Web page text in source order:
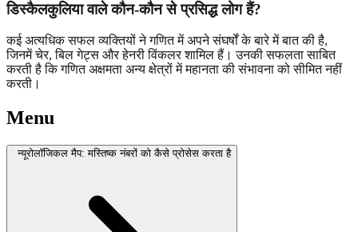
डिस्कैलकुलिया वाले कौन-कौन से प्रसिद्ध लोग हैं?
कई अत्यधिक सफल व्यक्तियों ने गणित में अपने संघर्षों के बारे में बात की है,
जिनमें चेर, बिल गेट्स और हेनरी विंकलर शामिल हैं। उनकी सफलता साबित
करती है कि गणित अक्षमता अन्य क्षेत्रों में महानता की संभावना को सीमित नहीं
करती।
Menu
न्यूरोलॉजिकल मैप: मस्तिष्क नंबरों को कैसे प्रोसेस करता है